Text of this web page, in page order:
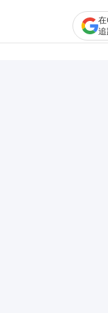
追